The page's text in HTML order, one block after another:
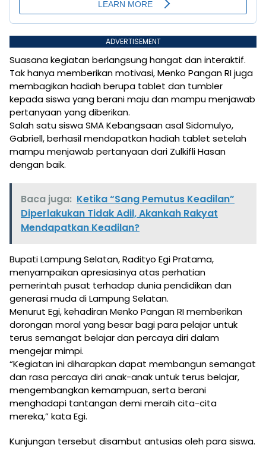
ADVERTISEMENT
Suasana kegiatan berlangsung hangat dan interaktif.
Tak hanya memberikan motivasi, Menko Pangan RI juga
membagikan hadiah berupa tablet dan tumbler
kepada siswa yang berani maju dan mampu menjawab
pertanyaan yang diberikan.
Salah satu siswa SMA Kebangsaan asal Sidomulyo,
Gabriell, berhasil mendapatkan hadiah tablet setelah
mampu menjawab pertanyaan dari Zulkifli Hasan
dengan baik.
Baca juga: Ketika “Sang Pemutus Keadilan”
Diperlakukan Tidak Adil, Akankah Rakyat
Mendapatkan Keadilan?
Bupati Lampung Selatan, Radityo Egi Pratama,
menyampaikan apresiasinya atas perhatian
pemerintah pusat terhadap dunia pendidikan dan
generasi muda di Lampung Selatan.
Menurut Egi, kehadiran Menko Pangan RI memberikan
dorongan moral yang besar bagi para pelajar untuk
terus semangat belajar dan percaya diri dalam
mengejar mimpi.
“Kegiatan ini diharapkan dapat membangun semangat
dan rasa percaya diri anak-anak untuk terus belajar,
mengembangkan kemampuan, serta berani
menghadapi tantangan demi meraih cita-cita
mereka,” kata Egi.
Kunjungan tersebut disambut antusias oleh para siswa.